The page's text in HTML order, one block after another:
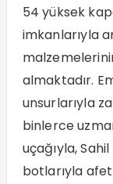
54 yüksek
imkanlarıyla
almaktadır.
unsurlarıyla
binlerce
uçağıyla,
botlarıyla